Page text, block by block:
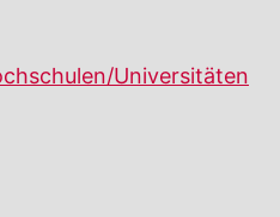
Universitäten